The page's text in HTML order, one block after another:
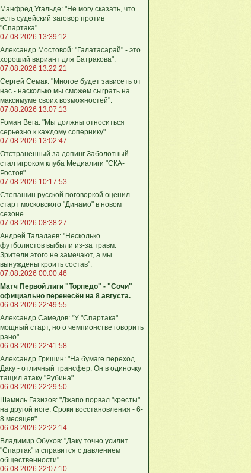
Манфред Угальде: "Не могу сказать, что
есть судейский заговор против
"Спартака".
07.08.2026 13:39:12
Александр Мостовой: "Галатасарай" - это
хороший вариант для Батракова".
07.08.2026 13:22:21
Сергей Семак: "Многое будет зависеть от
нас - насколько мы сможем сыграть на
максимуме своих возможностей".
07.08.2026 13:07:13
Роман Вега: "Мы должны относиться
серьезно к каждому сопернику".
07.08.2026 13:02:47
Отстраненный за допинг Заболотный
стал игроком клуба Медиалиги "СКА-
Ростов".
07.08.2026 10:17:53
Степашин русской поговоркой оценил
старт московского "Динамо" в новом
сезоне.
07.08.2026 08:38:27
Андрей Талалаев: "Несколько
футболистов выбыли из-за травм.
Зрители этого не замечают, а мы
вынуждены кроить состав".
07.08.2026 00:00:46
Матч Первой лиги "Торпедо" - "Сочи"
официально перенесён на 8 августа.
06.08.2026 22:49:55
Александр Самедов: "У "Спартака"
мощный старт, но о чемпионстве говорить
рано".
06.08.2026 22:41:58
Александр Гришин: "На бумаге переход
Даку - отличный трансфер. Он в одиночку
тащил атаку "Рубина".
06.08.2026 22:29:50
Шамиль Газизов: "Джапо порвал "кресты"
на другой ноге. Сроки восстановления - 6-
8 месяцев".
06.08.2026 22:22:14
Владимир Обухов: "Даку точно усилит
"Спартак" и справится с давлением
общественности".
06.08.2026 22:07:10